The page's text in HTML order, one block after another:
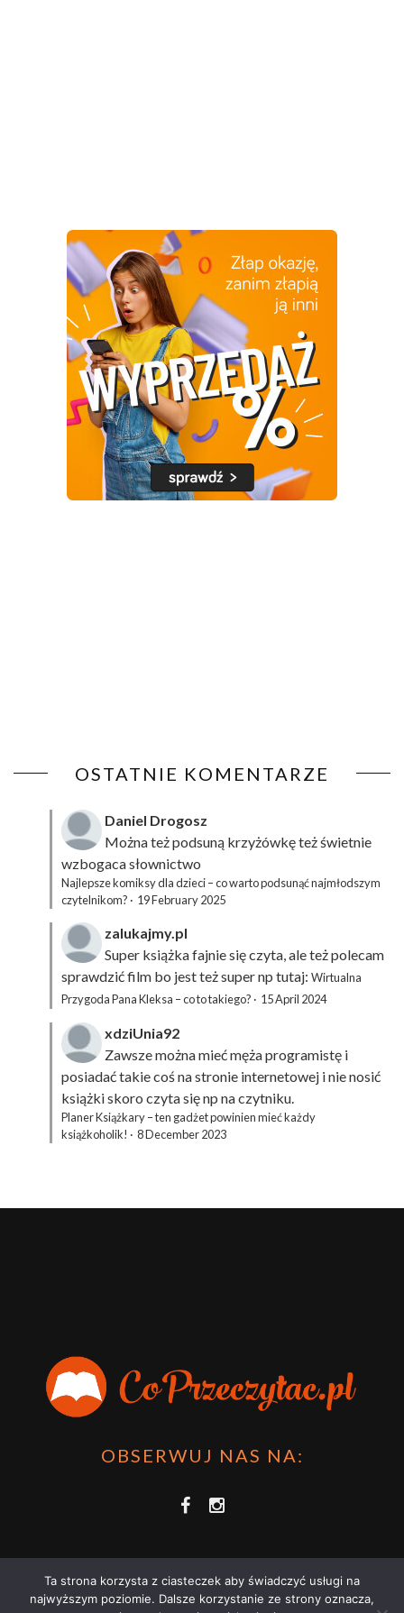
OSTATNIE KOMENTARZE
Daniel Drogosz
Można też podsuną krzyżówkęteż świetnie
wzbogaca słownictwo
Najlepsze komiksy dla dzieci – co warto podsunąć najmłodszym
czytelnikom? · 19 February 2025
zalukajmy.pl
Super książka fajnie się czyta, ale też polecam
sprawdzić film bo jest też super np tutaj: Wirtualna
Przygoda Pana Kleksa – co to takiego? · 15 April 2024
xdziUnia92
Zawsze można mieć męża programistę i
posiadać takie coś na stronie internetowej i nie nosić
książki skoro czyta się np na czytniku.
Planer Książkary – ten gadżet powinien mieć każdy
książkoholik! · 8 December 2023
OBSERWUJ NAS NA:
Ta strona korzysta z ciasteczek aby świadczyć usługi na
najwyższym poziomie. Dalsze korzystanie ze strony oznacza,